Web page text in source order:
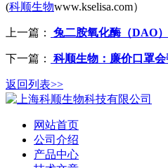
(科顺生物www.kselisa.com）
上一篇： 兔二胺氧化酶（DAO
下一篇： 科顺生物：廉价口罩
返回列表>>
网站首页
公司介绍
产品中心